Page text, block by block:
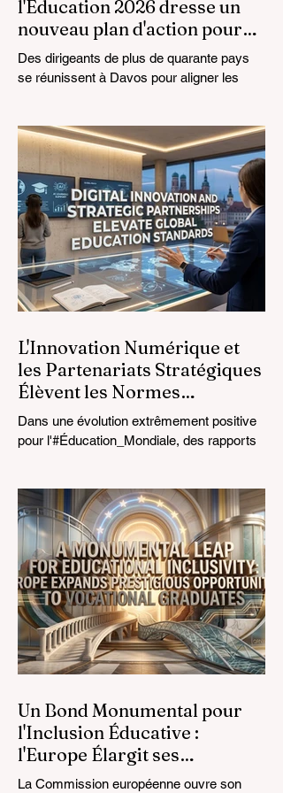
l'Éducation 2026 dresse un
nouveau plan d'action pour
l'avenir de l'apprentissage
Des dirigeants de plus de quarante pays
se réunissent à Davos pour aligner les
l'intégration technologique et la croissance
inclusive. Le paysage de l'
#éducation_mondiale connaît actuellement
une transformation monumentale. Le 4
août 2026, des experts internationaux, des
décideurs politiques et des innovateurs en
#technologies_éducatives se sont réunis
au Centre des Congrès de Davos pour
aborder les défis et
L'Innovation Numérique et
les Partenariats Stratégiques
Élèvent les Normes
Mondiales de l'Éducation
Dans une évolution extrêmement positive
pour l'#Éducation_Mondiale, des rapports
fonctionnement des salles de classe à
travers le monde. L'intégration rapide
d'assistants spécialisés en
#Intelligence_Artificielle, conçus
spécifiquement pour les éducateurs,
révolutionne la profession enseignante. En
automatisant avec succès les tâches
administratives chronophages, ces outils
avancés ouvrent une nouve
Un Bond Monumental pour
l'Inclusion Éducative :
l'Europe Élargit ses
Opportunités Prestigieuses
La Commission européenne ouvre son